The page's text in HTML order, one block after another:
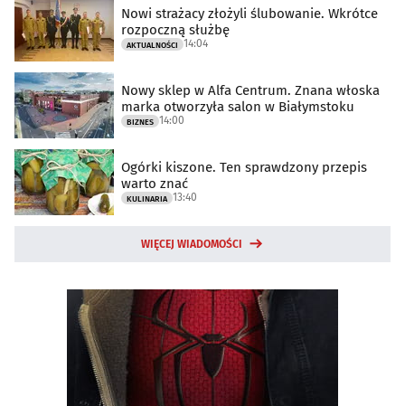
Nowi strażacy złożyli ślubowanie. Wkrótce
rozpoczną służbę
AKTUALNOŚCI 14:04
Nowy sklep w Alfa Centrum. Znana włoska
marka otworzyła salon w Białymstoku
BIZNES 14:00
Ogórki kiszone. Ten sprawdzony przepis
warto znać
KULINARIA 13:40
WIĘCEJ WIADOMOŚCI